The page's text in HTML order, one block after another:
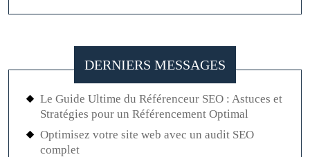
DERNIERS MESSAGES
Le Guide Ultime du Référenceur SEO : Astuces et
Stratégies pour un Référencement Optimal
Optimisez votre site web avec un audit SEO
complet